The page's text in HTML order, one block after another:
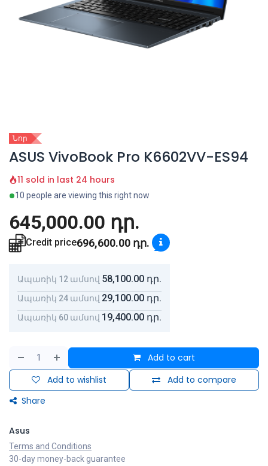
Նոր
ASUS VivoBook Pro K6602VV-ES94
11 sold in last 24 hours
10 people are viewing this right now
645,000.00 դր.
Credit price696,600.00 դր.
Ապառիկ 12 ամսով 58,100.00 դր.
Ապառիկ 24 ամսով 29,100.00 դր.
Ապառիկ 60 ամսով 19,400.00 դր.
Add to cart
Add to compare
Add to wishlist
Share
Asus
Terms and Conditions
30-day money-back guarantee